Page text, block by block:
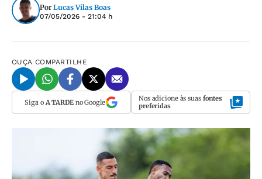
Por Lucas Vilas Boas
07/05/2026 - 21:04 h
OUÇA COMPARTILHE
Siga o A TARDEno Google Nos adicione às suas fontes
preferidas